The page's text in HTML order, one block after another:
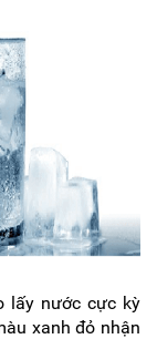
lấy nước cực kỳ
xanh đỏ nhận